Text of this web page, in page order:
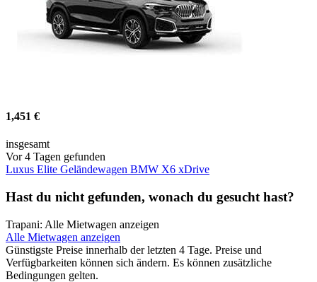
1,451 €
insgesamt
Vor 4 Tagen gefunden
Luxus Elite Geländewagen BMW X6 xDrive
Hast du nicht gefunden, wonach du gesucht hast?
Trapani: Alle Mietwagen anzeigen
Alle Mietwagen anzeigen
Günstigste Preise innerhalb der letzten 4 Tage. Preise und
Verfügbarkeiten können sich ändern. Es können zusätzliche
Bedingungen gelten.